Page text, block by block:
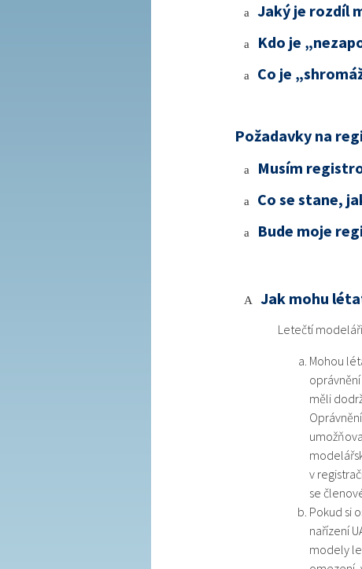
a Jaký je rozdíl
a Kdo je
a Co je
Požadavky na
a Musím
a Co se stane,
a Bude moje
A Jak mohu
Letečtí
Mohou
měli
v
se
Pokud si
nařízení
modely